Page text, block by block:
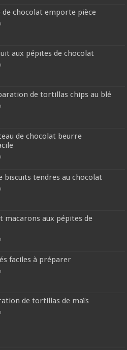
de chocolat emporte pièce
aux pépites de chocolat
de tortillas chips au blé
de chocolat beurre
biscuits tendres au chocolat
macarons aux pépites de
faciles à préparer
de tortillas de maïs